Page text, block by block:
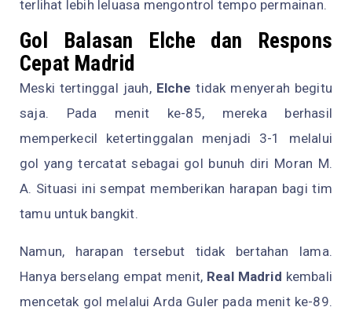
terlihat lebih leluasa mengontrol tempo permainan.
Gol Balasan Elche dan Respons
Cepat Madrid
Meski tertinggal jauh, Elche tidak menyerah begitu
saja. Pada menit ke-85, mereka berhasil
memperkecil ketertinggalan menjadi 3-1 melalui
gol yang tercatat sebagai gol bunuh diri Moran M.
A. Situasi ini sempat memberikan harapan bagi tim
tamu untuk bangkit.
Namun, harapan tersebut tidak bertahan lama.
Hanya berselang empat menit, Real Madrid kembali
mencetak gol melalui Arda Guler pada menit ke-89.